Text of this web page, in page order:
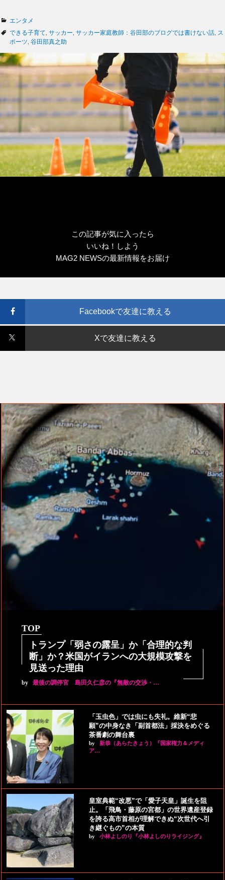
カ
テ
ゴ
ー
エンタメ
タ
グ
できる子育て サッカー サッカー家庭教師：谷田部のブログでは書けない話
ス
ポーツ 谷田部真之助
この記事が気に入ったら
いいね！しよう
MAG2 NEWSの最新情報をお届け
Facebookで友達に教える
Xで友達に教える
TOP
トランプ「弱さの露呈」か「合理的な判
断」か？米国がイランへの大規模攻撃を
見送った理由
by 最後の調停官 島田久仁彦の『無敵の交渉・…
「玉虫色」では虫にも失礼。維新“悲
願”の中身なき「副首都法」採決をめぐる
茶番劇の舞台裏
by
新恭（あらたきょう）『国家権力＆メディ
ア…
皇室典範“改悪”で「愛子天皇」誕生を阻
止。「飛鳥・藤原の宮都」の世界遺産登録
を誇る高市首相が理解できぬ“次世代へ引
き継ぐもの”の本質
by 小林よしのり『小林よしのりライジング』